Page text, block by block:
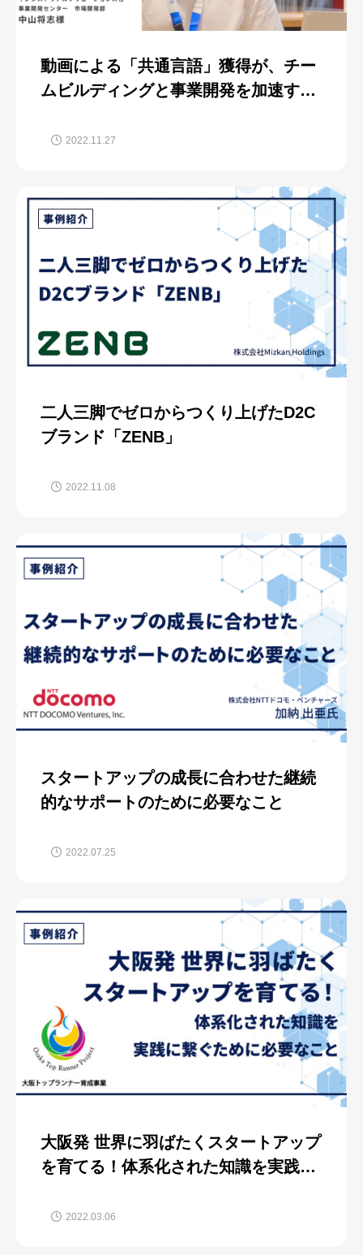
動画による「共通言語」獲得が、チー
ムビルディングと事業開発を加速する
2022.11.27
二人三脚でゼロからつくり上げたD2C
ブランド「ZENB」
2022.11.08
スタートアップの成長に合わせた継続
的なサポートのために必要なこと
2022.07.25
大阪発 世界に羽ばたくスタートアップ
を育てる！体系化された知識を実践に
2022.03.06